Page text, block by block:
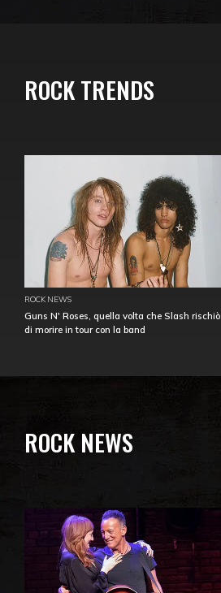
ROCK TRENDS
ROCK NEWS
Guns N' Roses, quella volta che Slash rischiò
di morire in tour con la band
ROCK NEWS